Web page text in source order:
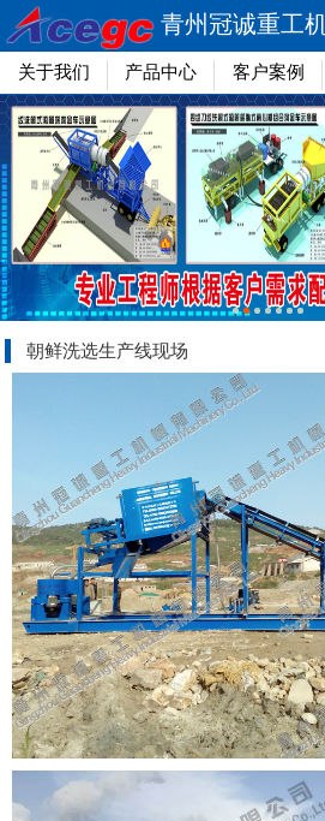
青州冠诚重工
关于我们 产品中心 客户案例
朝鲜洗选生产线现场